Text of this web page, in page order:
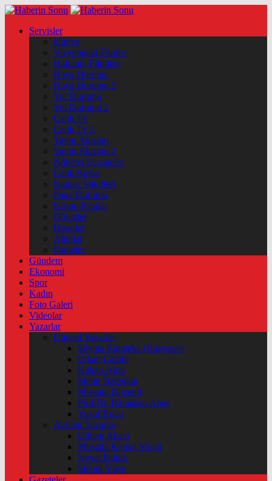
Servisler
Künye
Vizyondaki Filmler
Haftanin Filmleri
Hava Durumu
Hava Durumu 2
Yol Durumu
Yol Durumu 2
Canlı Tv
Canlı Tv 2
Yayın Akışları
Yayın Akışları 2
Nöbetçi Eczaneler
Canlı Borsa
Namaz Vakitleri
Puan Durumu
Kripto Paralar
Dövizler
Hisseler
Altınlar
Pariteler
Gündem
Ekonomi
Spor
Kadın
Foto Galeri
Videolar
Yazarlar
Güncel Yazarlar
Şeyma Karateke (Başyazar)
Erkan Çakıllı
Hakan Akın
Metin Özdoğan
Mustafa Düzenli
Prof Dr. Ramazan Abay
Yusuf Bolat
Ayrılan Yazarlar
Gülten Abacı
Mustafa Kemal Yonat
Neval Kütük
Şirvan Yüce